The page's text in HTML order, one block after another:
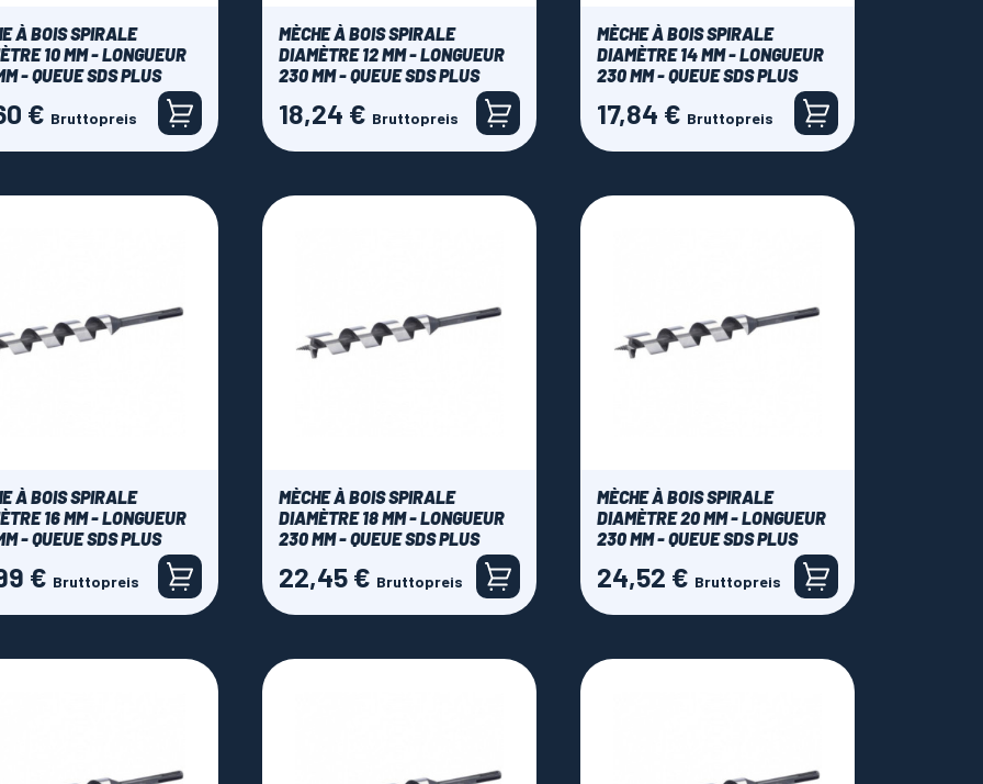
À BOIS SPIRALE
10 MM - LONGUEUR
- QUEUE SDS PLUS
€ Bruttopreis
MÈCHE À BOIS SPIRALE
DIAMÈTRE 12 MM - LONGUEUR
230 MM - QUEUE SDS PLUS
Preis
18,24 € Bruttopreis
MÈCHE À BOIS SPIRALE
DIAMÈTRE 14 MM - LONGUEUR
230 MM - QUEUE SDS PLUS
Preis
17,84 € Bruttopreis
À BOIS SPIRALE
16 MM - LONGUEUR
- QUEUE SDS PLUS
€ Bruttopreis
MÈCHE À BOIS SPIRALE
DIAMÈTRE 18 MM - LONGUEUR
230 MM - QUEUE SDS PLUS
Preis
22,45 € Bruttopreis
MÈCHE À BOIS SPIRALE
DIAMÈTRE 20 MM - LONGUEUR
230 MM - QUEUE SDS PLUS
Preis
24,52 € Bruttopreis